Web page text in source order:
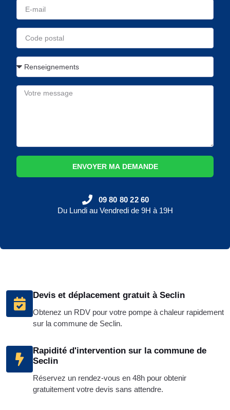
Devis et déplacement gratuit à Seclin
Obtenez un RDV pour votre pompe à chaleur rapidement
sur la commune de Seclin.
Rapidité d'intervention sur la commune de
Seclin
Réservez un rendez-vous en 48h pour obtenir
gratuitement votre devis sans attendre.
ENVOYER MA DEMANDE
09 80 80 22 60
Du Lundi au Vendredi de 9H à 19H